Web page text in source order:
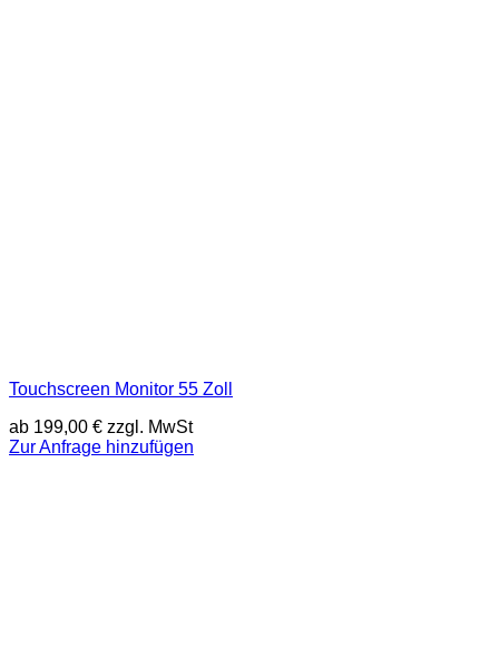
Touchscreen Monitor 55 Zoll
ab 199,00 € zzgl. MwSt
Zur Anfrage hinzufügen